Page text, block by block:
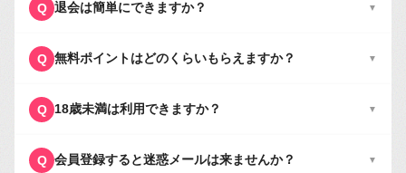
Q 退会は簡単にできますか？ ▼
Q 無料ポイントはどのくらいもらえますか？ ▼
Q 18歳未満は利用できますか？ ▼
Q 会員登録すると迷惑メールは来ませんか？ ▼